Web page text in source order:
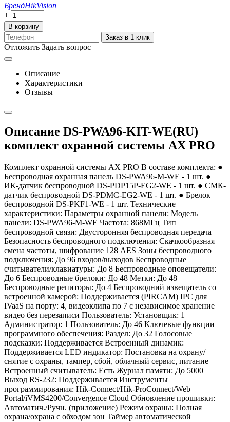
БрендHikVision
+
−
В корзину
Заказ в 1 клик
Отложить Задать вопрос
Описание
Характеристики
Отзывы
Описание DS-PWA96-KIT-WE(RU)
комплект охранной системы AX PRO
Комплект охранной системы AX PRO В составе комплекта: ●
Беспроводная охранная панель DS-PWA96-M-WE - 1 шт. ●
ИК-датчик беспроводной DS-PDP15P-EG2-WE - 1 шт. ● СМК-
датчик беспроводной DS-PDMC-EG2-WE - 1 шт. ● Брелок
беспроводной DS-PKF1-WE - 1 шт. Технические
характеристики: Параметры охранной панели: Модель
панели: DS-PWA96-M-WE Частота: 868МГц Тип
беспроводной связи: Двусторонняя беспроводная передача
Безопасность беспроводного подключения: Скачкообразная
смена частоты, шифрование 128 AES Зоны беспроводного
подключения: До 96 входов/выходов Беспроводные
считыватели/клавиатуры: До 8 Беспроводные оповещатели:
До 6 Беспроводные брелоки: До 48 Метки: До 48
Беспроводные репиторы: До 4 Беспроводний извещатель со
встроенной камерой: Поддерживается (PIRCAM) IPC для
IVaaS на порту: 4, видеоклипа по 7 с независимое хранение
видео без перезаписи Пользователь: Установщик: 1
Администратор: 1 Пользователь: До 46 Ключевые функции
программного обеспечения: Раздел: До 32 Голосовые
подсказки: Поддерживается Встроенный динамик:
Поддерживается LED индикатор: Постановка на охрану/
снятие с охраны, тампер, сбой, облачный сервис, питание
Встроенный считыватель: Есть Журнал памяти: До 5000
Выход RS-232: Поддерживается Инструменты
программирования: Hik-Connect/Hik-ProConnect/Web
Portal/iVMS4200/Convergence Cloud Обновление прошивки:
Автоматич./Ручн. (приложение) Режим охраны: Полная
охрана/охрана с обходом зон Таймер автоматической